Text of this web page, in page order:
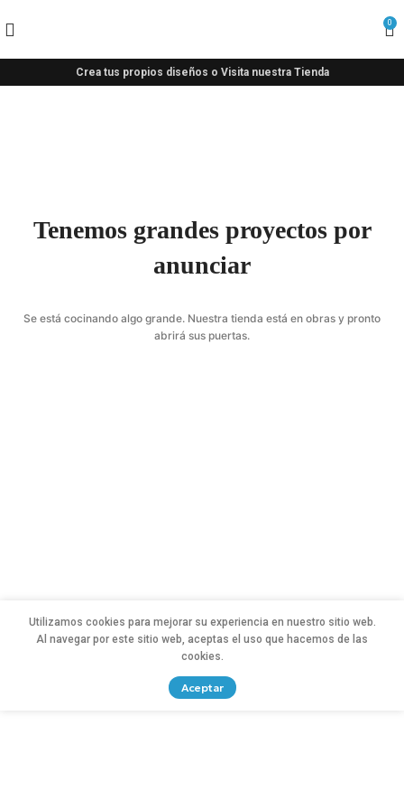
0
Crea tus propios diseños o Visita nuestra Tienda
Tenemos grandes proyectos por
anunciar
Se está cocinando algo grande. Nuestra tienda está en obras y pronto
abrirá sus puertas.
Utilizamos cookies para mejorar su experiencia en nuestro sitio web.
Al navegar por este sitio web, aceptas el uso que hacemos de las
cookies.
Aceptar